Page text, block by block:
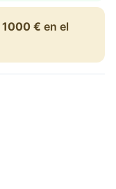
1000 € en el